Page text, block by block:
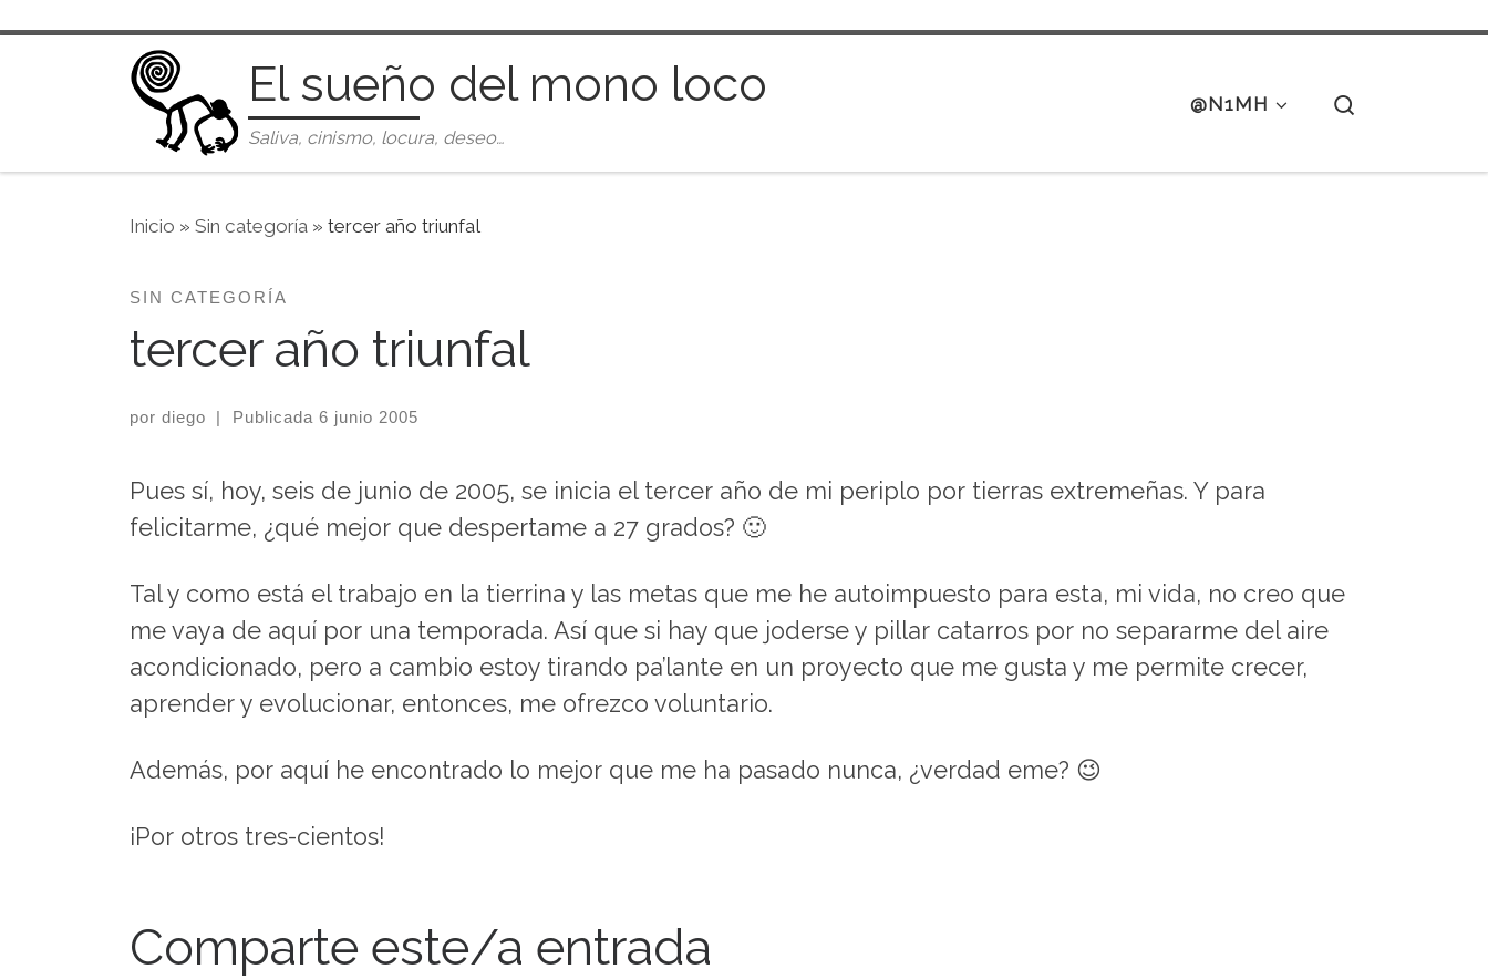
Saltar al contenido
El sueño del mono loco
Saliva, cinismo, locura, deseo…
@N1MH
Inicio » Sin categoría » tercer año triunfal
SIN CATEGORÍA
tercer año triunfal
por diego | Publicada 6 junio 2005
Pues sí, hoy, seis de junio de 2005, se inicia el tercer año de mi periplo por tierras extremeñas. Y para
felicitarme, ¿qué mejor que despertame a 27 grados? 🙂
Tal y como está el trabajo en la tierrina y las metas que me he autoimpuesto para esta, mi vida, no creo que
me vaya de aquí por una temporada. Así que si hay que joderse y pillar catarros por no separarme del aire
acondicionado, pero a cambio estoy tirando pa’lante en un proyecto que me gusta y me permite crecer,
aprender y evolucionar, entonces, me ofrezco voluntario.
Además, por aquí he encontrado lo mejor que me ha pasado nunca, ¿verdad eme? 😉
¡Por otros tres-cientos!
Comparte este/a entrada